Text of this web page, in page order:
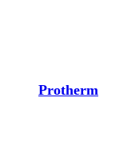
Protherm